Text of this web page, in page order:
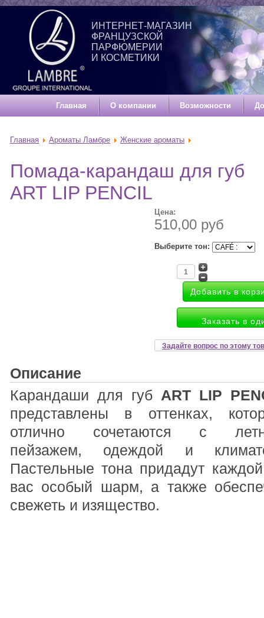
ИНТЕРНЕТ-МАГАЗИН
ФРАНЦУЗСКОЙ
ПАРФЮМЕРИИ
И КОСМЕТИКИ
Главная О компании Возможности
Главная Ароматы Ламбре Женские ароматы
Помада-карандаш для губ
ART LIP PENCIL
Цена:
510,00 руб
Выберите тон:
Заказать в
Задайте вопрос по этому
Описание
Карандаши для губ ART LIP
представлены в оттенках,
отлично сочетаются с
пейзажем, одеждой и
Пастельные тона придадут
вас особый шарм, а также
свежеть и изящество.